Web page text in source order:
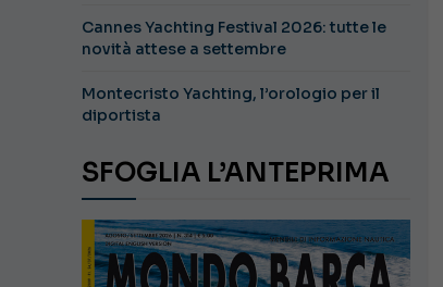
Cannes Yachting Festival 2026: tutte le
novità attese a settembre
Montecristo Yachting, l’orologio per il
diportista
SFOGLIA L’ANTEPRIMA